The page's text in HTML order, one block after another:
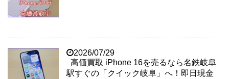
2026/07/29
高価買取 iPhone 16を売るなら名鉄岐阜
駅すぐの「クイック岐阜」へ！即日現金